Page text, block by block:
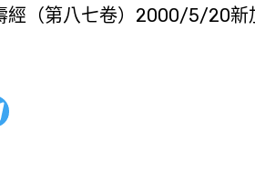
第八七卷）2000/5/20新